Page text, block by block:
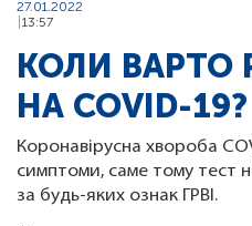
27.01.2022
13:57
КОЛИ ВАРТО
НА COVID-19?
Коронавірусна хвороба
симптоми, саме тому тест
за будь-яких ознак ГРВІ.